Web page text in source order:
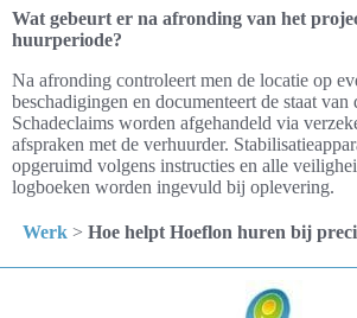
Wat gebeurt er na afronding van het
huurperiode?
Na afronding controleert men de locatie op
beschadigingen en documenteert de staat
Schadeclaims worden afgehandeld via
afspraken met de verhuurder.
opgeruimd volgens instructies en alle
logboeken worden ingevuld bij oplevering.
Werk > Hoe helpt Hoeflon huren bij